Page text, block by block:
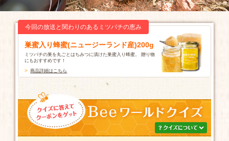
今回の放送と関わりのあるミツバチの恵み
巣蜜入り蜂蜜(ニュージーランド産)200g
ミツバチの巣を丸ごとはちみつに漬けた巣蜜入り蜂蜜。 贈り物
にもおすすめです！
商品詳細はこちら